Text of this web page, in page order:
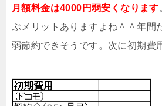
月額料金は4000円弱安くなります
ぶメリットありますよね＾＾年間
弱節約できそうです。次に初期費